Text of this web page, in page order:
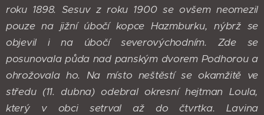
roku 1898. Sesuv z roku 1900 se ovšem neomezil
pouze na jižní úbočí kopce Hazmburku, nýbrž se
objevil i na úbočí severovýchodním. Zde se
posunovala půda nad panským dvorem Podhorou a
ohrožovala ho. Na místo neštěstí se okamžitě ve
středu (11. dubna) odebral okresní hejtman Loula,
který v obci setrval až do čtvrtka. Lavina